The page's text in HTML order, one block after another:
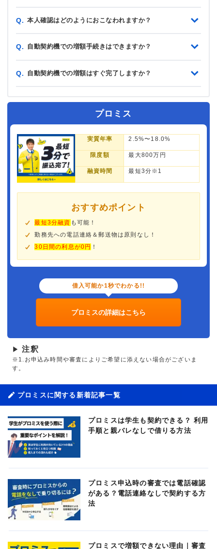
Q. 本人確認はどのようにおこなわれますか？
Q. 自動契約機での増額手続きはできますか？
Q. 自動契約機での増額はすぐ完了しますか？
プロミス
実質年率 2.5%〜18.0%
限度額 最大800万円
融資時間 最短3分※1
おすすめポイント
最短3分融資 も可能！
勤務先への電話連絡＆郵送物は原則なし！
30日間の利息が0円 ！
借入可能か1秒でわかる!!
プロミスの詳細はこちら
▶ 注釈
※1.お申込み時間や審査によりご希望に添えない場合がございま
す。
プロミスに関する新着記事一覧
プロミスは学生も契約できる？ 利用
手順と親バレなしで借りる方法
プロミス申込時の審査では電話確認
がある？電話連絡なしで契約する方
法
プロミスで増額できない理由｜審査